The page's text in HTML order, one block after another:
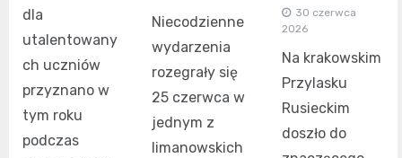
dla
utalentowany
ch uczniów
przyznano w
tym roku
podczas
Niecodzienne
wydarzenia
rozegrały się
25 czerwca w
jednym z
limanowskich
30 czerwca
2026
Na krakowskim
Przylasku
Rusieckim
doszło do